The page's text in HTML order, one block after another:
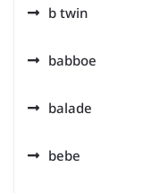
b twin
babboe
balade
bebe